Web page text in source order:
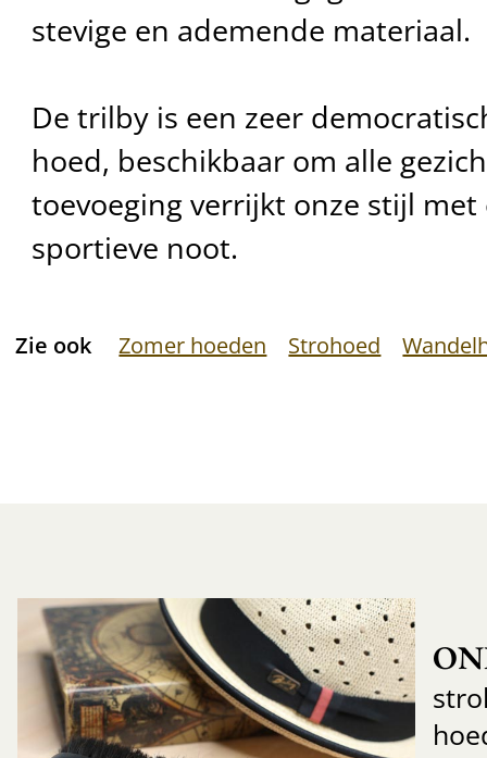
stevige en ademende materiaal.
De trilby is een zeer
hoed, beschikbaar om alle
toevoeging verrijkt onze stijl
sportieve noot.
Zie ook Zomer hoeden Strohoed